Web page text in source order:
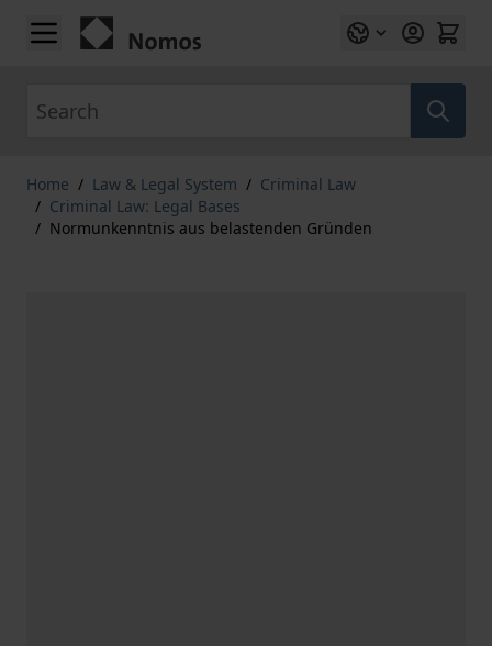
Skip to Content
Home / Law & Legal System / Criminal Law
/ Criminal Law: Legal Bases
/ Normunkenntnis aus belastenden Gründen